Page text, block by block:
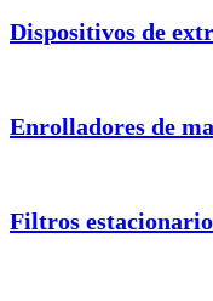
Dispositivos de
Enrolladores de
Filtros